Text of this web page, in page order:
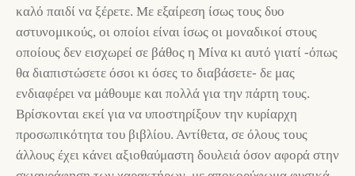
καλό παιδί να ξέρετε. Με εξαίρεση ίσως τους δυο
αστυνομικούς, οι οποίοι είναι ίσως οι μοναδικοί στους
οποίους δεν εισχωρεί σε βάθος η Μίνα κι αυτό γιατί -όπως
θα διαπιστώσετε όσοι κι όσες το διαβάσετε- δε μας
ενδιαφέρει να μάθουμε και πολλά για την πάρτη τους.
Βρίσκονται εκεί για να υποστηρίξουν την κυρίαρχη
προσωπικότητα του βιβλίου. Αντίθετα, σε όλους τους
άλλους έχει κάνει αξιοθαύμαστη δουλειά όσον αφορά στην